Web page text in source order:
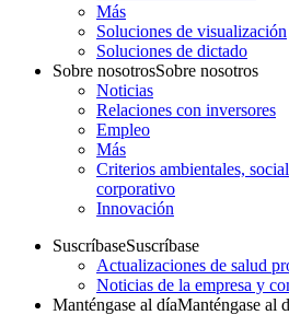
Más
Soluciones de visualización
Soluciones de dictado
Sobre nosotrosSobre nosotros
Noticias
Relaciones con inversores
Empleo
Más
Criterios ambientales,
corporativo
Innovación
SuscríbaseSuscríbase
Actualizaciones de salud
Noticias de la empresa y
Manténgase al díaManténgase al